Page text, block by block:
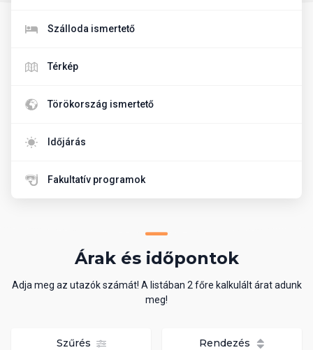
Szálloda ismertető
Térkép
Törökország ismertető
Időjárás
Fakultatív programok
Árak és időpontok
Adja meg az utazók számát! A listában 2 főre kalkulált árat adunk
meg!
Szűrés Rendezés